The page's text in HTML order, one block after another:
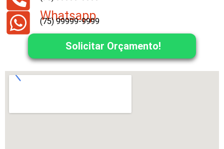
Whatsapp
(75) 99999-9999
Solicitar Orçamento!